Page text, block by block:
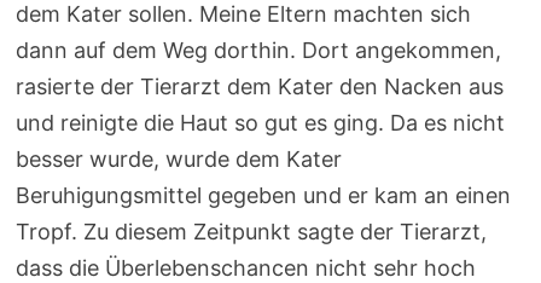
dem Kater sollen. Meine Eltern machten sich
dann auf dem Weg dorthin. Dort angekommen,
rasierte der Tierarzt dem Kater den Nacken aus
und reinigte die Haut so gut es ging. Da es nicht
besser wurde, wurde dem Kater
Beruhigungsmittel gegeben und er kam an einen
Tropf. Zu diesem Zeitpunkt sagte der Tierarzt,
dass die Überlebenschancen nicht sehr hoch